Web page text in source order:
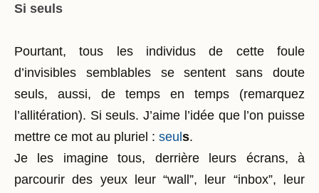
Si seuls
Pourtant, tous les individus de cette foule
d’invisibles semblables se sentent sans doute
seuls, aussi, de temps en temps (remarquez
l’allitération). Si seuls. J’aime l’idée que l’on puisse
mettre ce mot au pluriel : seul s.
Je les imagine tous, derrière leurs écrans, à
parcourir des yeux leur “wall”, leur “inbox”, leur